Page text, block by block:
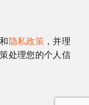
隐私政策 ，并理
处理您的个人信